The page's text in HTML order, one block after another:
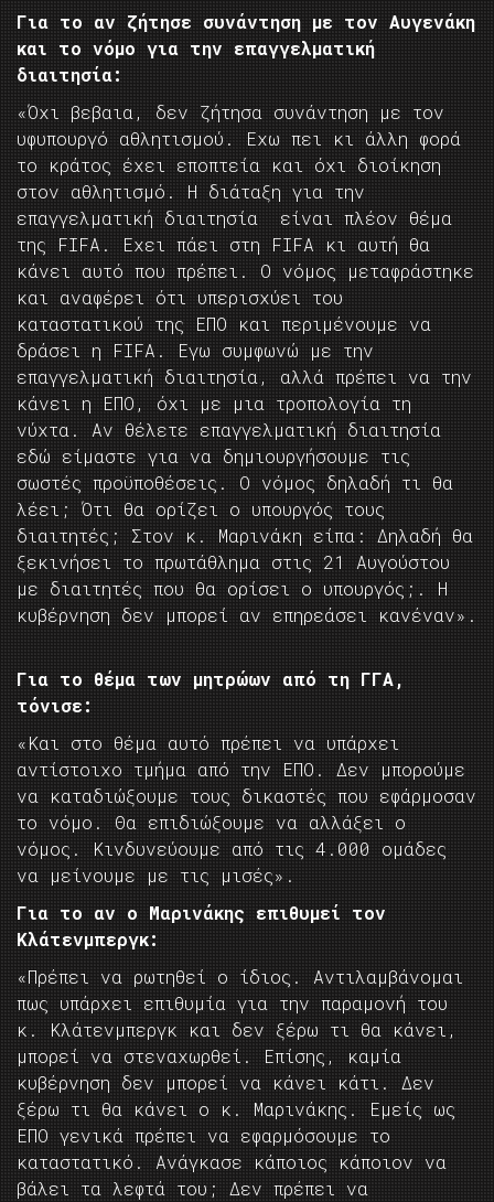
Για το αν ζήτησε συνάντηση με τον Αυγενάκη
και το νόμο για την επαγγελματική
διαιτησία:
«Όχι βεβαια, δεν ζήτησα συνάντηση με τον
υφυπουργό αθλητισμού. Εχω πει κι άλλη φορά
το κράτος έχει εποπτεία και όχι διοίκηση
στον αθλητισμό. Η διάταξη για την
επαγγελματική διαιτησία είναι πλέον θέμα
της FIFA. Εχει πάει στη FIFA κι αυτή θα
κάνει αυτό που πρέπει. Ο νόμος μεταφράστηκε
και αναφέρει ότι υπερισχύει του
καταστατικού της ΕΠΟ και περιμένουμε να
δράσει η FIFA. Εγω συμφωνώ με την
επαγγελματική διαιτησία, αλλά πρέπει να την
κάνει η ΕΠΟ, όχι με μια τροπολογία τη
νύχτα. Αν θέλετε επαγγελματική διαιτησία
εδώ είμαστε για να δημιουργήσουμε τις
σωστές προϋποθέσεις. Ο νόμος δηλαδή τι θα
λέει; Ότι θα ορίζει ο υπουργός τους
διαιτητές; Στον κ. Μαρινάκη είπα: Δηλαδή θα
ξεκινήσει το πρωτάθλημα στις 21 Αυγούστου
με διαιτητές που θα ορίσει ο υπουργός;. Η
κυβέρνηση δεν μπορεί αν επηρεάσει κανέναν».
Για το θέμα των μητρώων από τη ΓΓΑ,
τόνισε:
«Και στο θέμα αυτό πρέπει να υπάρχει
αντίστοιχο τμήμα από την ΕΠΟ. Δεν μπορούμε
να καταδιώξουμε τους δικαστές που εφάρμοσαν
το νόμο. Θα επιδιώξουμε να αλλάξει ο
νόμος. Κινδυνεύουμε από τις 4.000 ομάδες
να μείνουμε με τις μισές».
Για το αν ο Μαρινάκης επιθυμεί τον
Κλάτενμπεργκ:
«Πρέπει να ρωτηθεί ο ίδιος. Αντιλαμβάνομαι
πως υπάρχει επιθυμία για την παραμονή του
κ. Κλάτενμπεργκ και δεν ξέρω τι θα κάνει,
μπορεί να στεναχωρθεί. Επίσης, καμία
κυβέρνηση δεν μπορεί να κάνει κάτι. Δεν
ξέρω τι θα κάνει ο κ. Μαρινάκης. Εμείς ως
ΕΠΟ γενικά πρέπει να εφαρμόσουμε το
καταστατικό. Ανάγκασε κάποιος κάποιον να
βάλει τα λεφτά του; Δεν πρέπει να